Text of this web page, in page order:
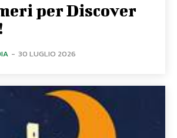
per Discover
- 30 LUGLIO 2026